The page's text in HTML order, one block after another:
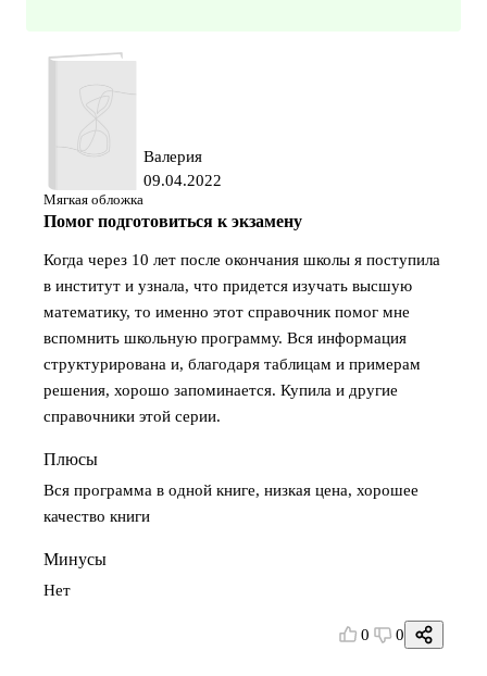
Мягкая обложка
Валерия
09.04.2022
Помог подготовиться к экзамену
Когда через 10 лет после окончания школы я поступила
в институт и узнала, что придется изучать высшую
математику, то именно этот справочник помог мне
вспомнить школьную программу. Вся информация
структурирована и, благодаря таблицам и примерам
решения, хорошо запоминается. Купила и другие
справочники этой серии.
Плюсы
Вся программа в одной книге, низкая цена, хорошее
качество книги
Минусы
Нет
0 0